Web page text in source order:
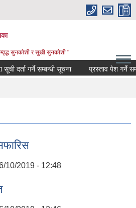
सुनकाेशी र सुखी सुनकाेशी "
दर्ता गर्ने सम्बन्धी सूचना प्रस्ताव पेश गर्ने
10/2019 - 12:48